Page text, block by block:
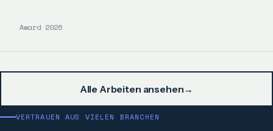
Award 2026
Alle Arbeiten ansehen→
VERTRAUEN AUS VIELEN BRANCHEN